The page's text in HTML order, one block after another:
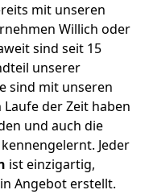
mit unseren
Willich oder
sind seit 15
unserer
sind mit unseren
Laufe der Zeit haben
und auch die
Jeder
ist einzigartig,
Angebot erstellt.